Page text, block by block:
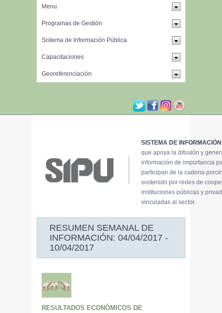
SISTEMA DE
que apoya la difusión y
información de importancia
participan de la cadena
sostenido por redes de
instituciones públicas y
vinculadas al sector.
RESUMEN SEMANAL DE
INFORMACIÓN: 04/04/2017 -
10/04/2017
RESULTADOS ECONÓMICOS DE